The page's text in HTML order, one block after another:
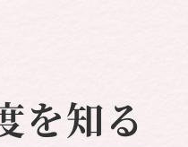
を知る